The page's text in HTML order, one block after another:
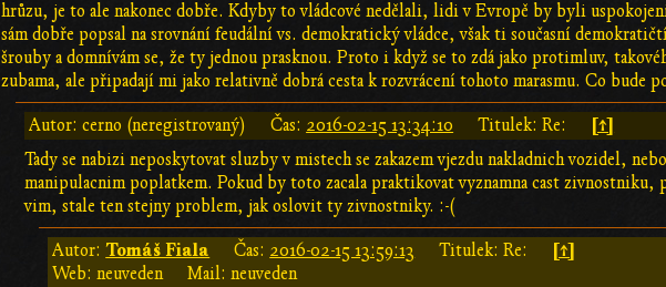
hrůzu, je to ale nakonec dobře. Kdyby to vládcové nedělali, lidi v Evropě by byli
sám dobře popsal na srovnání feudální vs. demokratický vládce, však ti současní
šrouby a domnívám se, že ty jednou prasknou. Proto i když se to zdá jako protimluv,
zubama, ale připadají mi jako relativně dobrá cesta k rozvrácení tohoto marasmu. Co bude
Autor: cerno (neregistrovaný) Čas: 2016-02-15 13:34:10 Titulek: Re: [↑]
Tady se nabizi neposkytovat sluzby v mistech se zakazem vjezdu nakladnich vozidel,
manipulacnim poplatkem. Pokud by toto zacala praktikovat vyznamna cast
vim, stale ten stejny problem, jak oslovit ty zivnostniky. :-(
Autor:Tomáš Fiala Čas: 2016-02-15 13:59:13 Titulek: Re: [↑]
Web: neuveden
Mail: neuveden